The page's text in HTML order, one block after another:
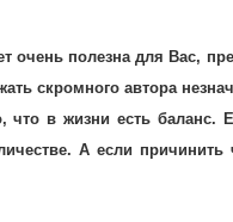
очень полезна для Вас,
скромного автора
в жизни есть баланс.
А если причинить